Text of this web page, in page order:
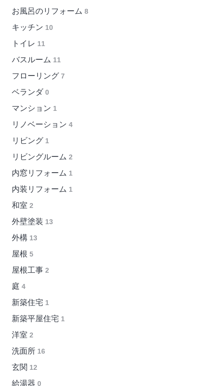
お風呂のリフォーム 8
キッチン 10
トイレ 11
バスルーム 11
フローリング 7
ベランダ 0
マンション 1
リノベーション 4
リビング 1
リビングルーム 2
内窓リフォーム 1
内装リフォーム 1
和室 2
外壁塗装 13
外構 13
屋根 5
屋根工事 2
庭 4
新築住宅 1
新築平屋住宅 1
洋室 2
洗面所 16
玄関 12
給湯器 0